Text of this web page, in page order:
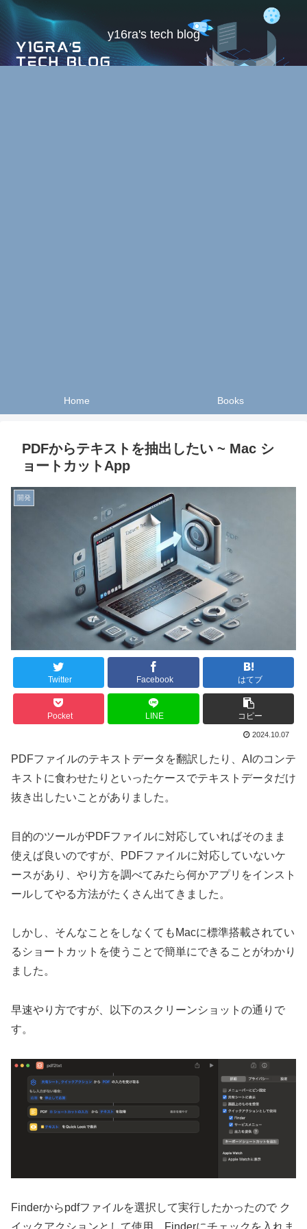
y16ra's tech blog
Home Books
PDFからテキストを抽出したい ~ Mac シ
ョートカットApp
開発
Twitter Facebook はてブ
Pocket LINE コピー
2024.10.07
PDFファイルのテキストデータを翻訳したり、AIのコンテ
キストに食わせたりといったケースでテキストデータだけ
抜き出したいことがありました。
目的のツールがPDFファイルに対応していればそのまま
使えば良いのですが、PDFファイルに対応していないケ
ースがあり、やり方を調べてみたら何かアプリをインスト
ールしてやる方法がたくさん出てきました。
しかし、そんなことをしなくてもMacに標準搭載されてい
るショートカットを使うことで簡単にできることがわかり
ました。
早速やり方ですが、以下のスクリーンショットの通りで
す。
Finderからpdfファイルを選択して実行したかったので ク
イックアクションとして使用、Finderにチェックを入れま